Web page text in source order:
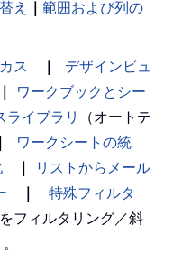
え ｜ 範囲および列の
ス ｜
デザインビュ
｜
ワークブックとシー
ライブラリ
（オートテ
｜
ワークシートの統
｜
リストからメール
｜
特殊フィルタ
フィルタリング／斜